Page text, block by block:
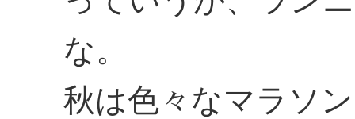
な。
秋は色々なマラソ